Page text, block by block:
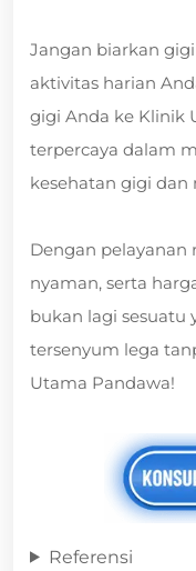
Jangan biarkan
aktivitas harian
gigi Anda ke Klinik
terpercaya dalam
kesehatan gigi dan
Dengan pelayanan
nyaman, serta
bukan lagi sesuatu
tersenyum lega
Utama Pandawa!
Referensi